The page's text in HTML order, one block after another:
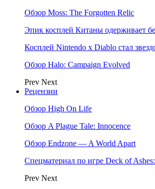
Обзор Moss: The Forgotten Relic
Эпик косплей Китаны одерживает
Косплей Nintendo x Diablo стал
Обзор Halo: Campaign Evolved
Prev Next
Рецензии
Обзор High On Life
Обзор A Plague Tale: Innocence
Обзор Endzone — A World Apart
Спецматериал по игре Deck of
Prev Next